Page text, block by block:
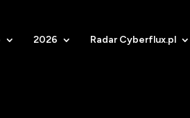
2026 Radar Cyberflux.pl